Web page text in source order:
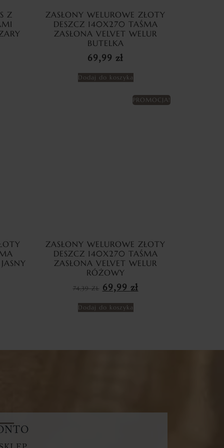
Z
ZASŁONY WELUROWE ZŁOTY
DESZCZ 140X270 TAŚMA
ZASŁONA VELVET WELUR
BUTELKA
69,99 zł
Dodaj do koszyka
PROMOCJA!
ZASŁONY WELUROWE ZŁOTY
DESZCZ 140X270 TAŚMA
ZASŁONA VELVET WELUR
RÓŻOWY
74,39ZŁ 69,99 zł
Dodaj do koszyka